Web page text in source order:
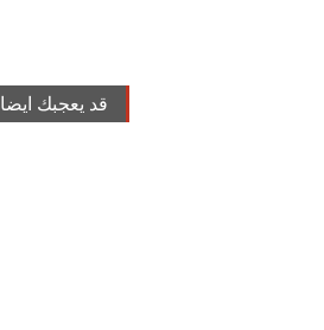
قد يعجبك ايضا